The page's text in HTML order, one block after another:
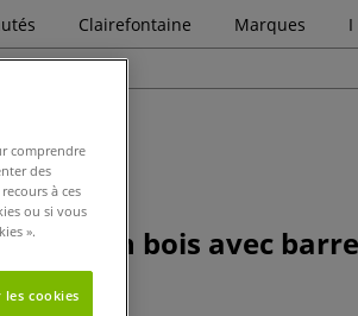
Clairefontaine Marques I
en bois avec
comprendre
des
à ces
ou si vous
».
cookies